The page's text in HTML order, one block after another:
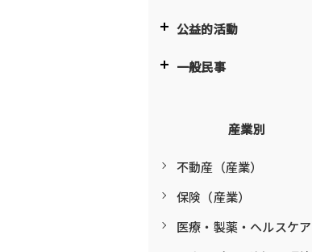
公益的活動
一般民事
産業別
不動産（産業）
保険（産業）
医療・製薬・ヘルスケア